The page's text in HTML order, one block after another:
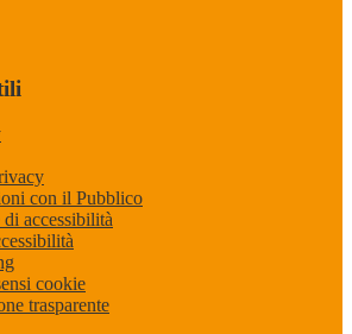
con il Pubblico
accessibilità
cookie
trasparente